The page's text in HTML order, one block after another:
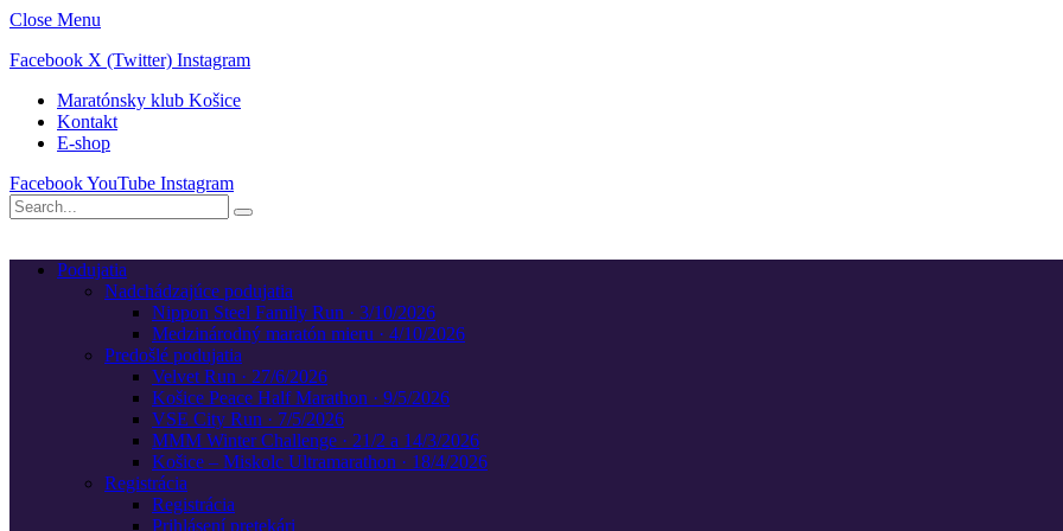
Close Menu
Facebook X (Twitter) Instagram
Maratónsky klub Košice
Kontakt
E-shop
FacebookYouTube Instagram
Podujatia
Nadchádzajúce podujatia
Nippon Steel Family Run · 3/10/2026
Medzinárodný maratón mieru · 4/10/2026
Predošlé podujatia
Velvet Run · 27/6/2026
Košice Peace Half Marathon · 9/5/2026
VSE City Run · 7/5/2026
MMM Winter Challenge · 21/2 a 14/3/2026
Košice – Miskolc Ultramarathon · 18/4/2026
Registrácia
Registrácia
Prihlásení pretekári